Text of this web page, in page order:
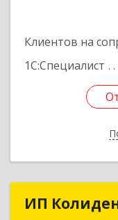
Клиентов на
1С:Специалист
ИП